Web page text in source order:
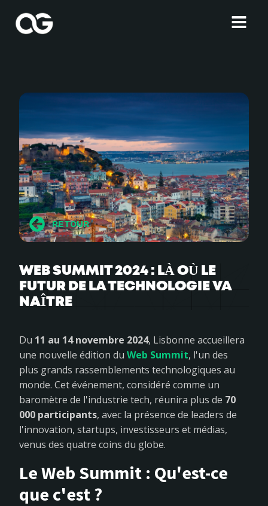
RETOUR
WEB SUMMIT 2024 : LÀ OÙ LE
FUTUR DE LA TECHNOLOGIE VA
NAÎTRE
Du 11 au 14 novembre 2024, Lisbonne accueillera
une nouvelle édition duWeb Summit, l'un des
plus grands rassemblements technologiques au
monde. Cet événement, considéré comme un
baromètre de l'industrie tech, réunira plus de 70
000 participants, avec la présence de leaders de
l'innovation, startups, investisseurs et médias,
venus des quatre coins du globe.
Le Web Summit : Qu'est-ce
que c'est ?